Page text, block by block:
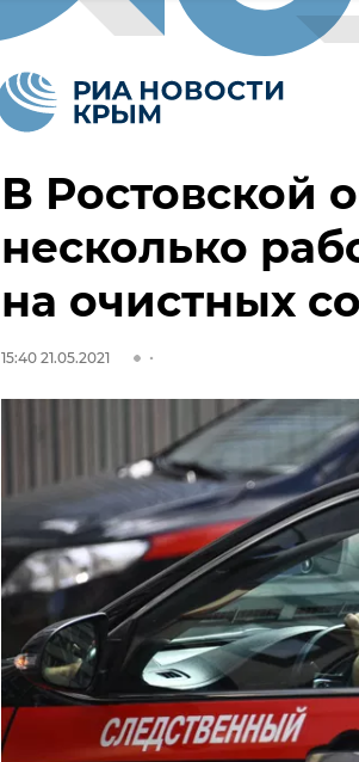
В Ростовской
несколько
на очистных
15:40 21.05.2021